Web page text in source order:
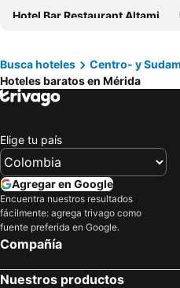
Hotel Bar Restaurant Altamira CA
Hotel Terranova El Vigia
Mistafi
Busca hoteles Centro- y
Hoteles baratos en Mérida
Elige tu país
Agregar en Google
Encuentra nuestros resultados
fácilmente: agrega trivago como
fuente preferida en Google.
Compañía
Nuestros productos